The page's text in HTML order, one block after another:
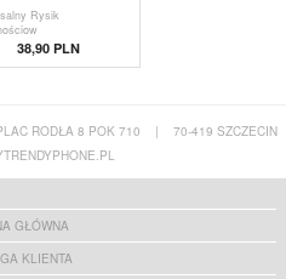
Rysik
38,90 PLN
RODŁA 8 POK 710 |
70-419 SZCZECIN
GŁÓWNA
KLIENTA